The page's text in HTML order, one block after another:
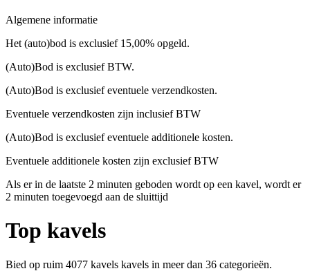
Algemene informatie
Het (auto)bod is exclusief 15,00% opgeld.
(Auto)Bod is exclusief BTW.
(Auto)Bod is exclusief eventuele verzendkosten.
Eventuele verzendkosten zijn inclusief BTW
(Auto)Bod is exclusief eventuele additionele kosten.
Eventuele additionele kosten zijn exclusief BTW
Als er in de laatste 2 minuten geboden wordt op een kavel, wordt er
2 minuten toegevoegd aan de sluittijd
Top kavels
Bied op ruim 4077 kavels kavels in meer dan 36 categorieën.